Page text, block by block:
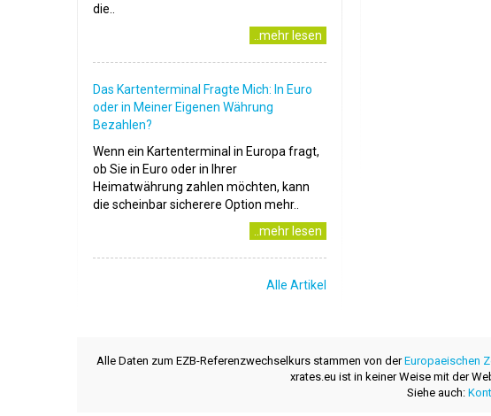
die..
..mehr lesen
Das Kartenterminal Fragte Mich: In Euro
oder in Meiner Eigenen Währung
Bezahlen?
Wenn ein Kartenterminal in Europa fragt,
ob Sie in Euro oder in Ihrer
Heimatwährung zahlen möchten, kann
die scheinbar sicherere Option mehr..
..mehr lesen
Alle Artikel
Alle Daten zum EZB-Referenzwechselkurs stammen von derEuropaeischen
xrates.eu ist in keiner Weise mit der
Siehe auch: